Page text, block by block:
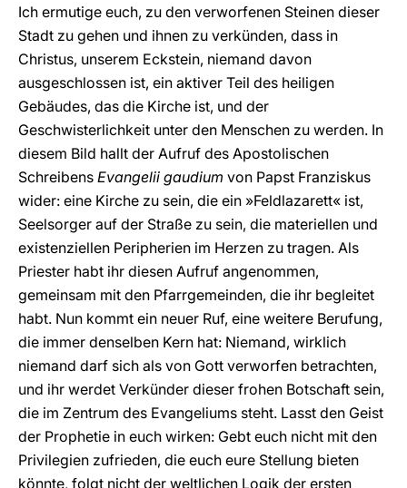
Ich ermutige euch, zu den verworfenen Steinen dieser
Stadt zu gehen und ihnen zu verkünden, dass in
Christus, unserem Eckstein, niemand davon
ausgeschlossen ist, ein aktiver Teil des heiligen
Gebäudes, das die Kirche ist, und der
Geschwisterlichkeit unter den Menschen zu werden. In
diesem Bild hallt der Aufruf des Apostolischen
Schreibens Evangelii gaudium von Papst Franziskus
wider: eine Kirche zu sein, die ein »Feldlazarett« ist,
Seelsorger auf der Straße zu sein, die materiellen und
existenziellen Peripherien im Herzen zu tragen. Als
Priester habt ihr diesen Aufruf angenommen,
gemeinsam mit den Pfarrgemeinden, die ihr begleitet
habt. Nun kommt ein neuer Ruf, eine weitere Berufung,
die immer denselben Kern hat: Niemand, wirklich
niemand darf sich als von Gott verworfen betrachten,
und ihr werdet Verkünder dieser frohen Botschaft sein,
die im Zentrum des Evangeliums steht. Lasst den Geist
der Prophetie in euch wirken: Gebt euch nicht mit den
Privilegien zufrieden, die euch eure Stellung bieten
könnte, folgt nicht der weltlichen Logik der ersten